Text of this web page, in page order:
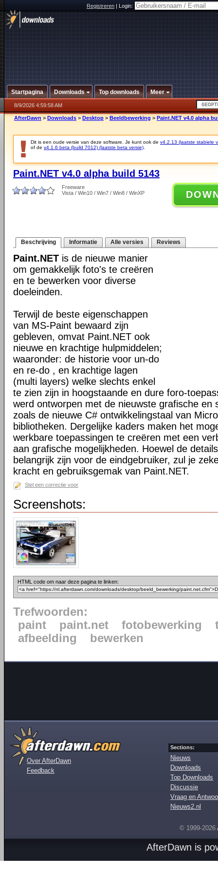
Registreren|Login:
Startpagina Downloads Top downloads Meer
8/9/2026 4:59:58 AM
AfterDawn > Downloads > Desktop > Beeldbewerking > Paint.NET v4.0 alpha
Dit is een oude versie van deze software. Je kunt ook de v4.2.13 (laatste stabiele
of de v4.1.6 beta (build 7012) (laatste beta versie)
Paint.NET v4.0 alpha build 5143
Freeware
Vista / Win10 / Win7 / Win8 / WinXP
Beschrijving Informatie Alle versies Reviews
Paint.NET is de nieuwe manier
om gemakkelijk foto's te creëren
en te bewerken voor diverse
doeleinden.
Terwijl de beste eigenschappen
van MS-Paint bewaard zijn
gebleven, omvat Paint.NET ook
nieuwe en krachtige hulpmiddelen;
waaronder: de historie voor un-do
en re-do , en krachtige lagen
(multi layers) welke slechts enkel
te zien zijn in hoogstaande en dure foro-
werd ontworpen met de nieuwste grafische en
zoals de nieuwe C# ontwikkelingstaal van
bibliotheken. Dergelijke kaders maken het
werkbare toepassingen te creëren met een
aan grafische mogelijkheden. Hoewel de
belangrijk zijn voor de eindgebruiker, zul je
kracht en gebruiksgemak van Paint.NET.
Stel een correctie voor
Screenshots:
HTML code om naar deze pagina te linken:
Trefwoorden:
paint
paint.net fotobewerking
afbeelding
bewerken
Over AfterDawn
Feedback
Sections:
Nieuws
Downloads
Top Downloads
Discussie
Vraag en
Nieuws2.nl
© 1999-2026
AfterDawn is